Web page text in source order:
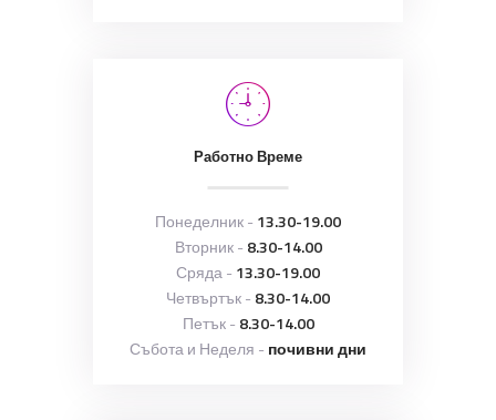
Работно Време
Понеделник - 13.30-19.00
Вторник - 8.30-14.00
Сряда - 13.30-19.00
Четвъртък - 8.30-14.00
Петък - 8.30-14.00
Събота и Неделя - почивни дни